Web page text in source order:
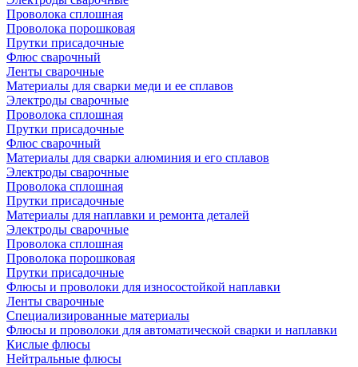
Проволока сплошная
Проволока порошковая
Прутки присадочные
Флюс сварочный
Ленты сварочные
Материалы для сварки меди и ее сплавов
Электроды сварочные
Проволока сплошная
Прутки присадочные
Флюс сварочный
Материалы для сварки алюминия и его сплавов
Электроды сварочные
Проволока сплошная
Прутки присадочные
Материалы для наплавки и ремонта деталей
Электроды сварочные
Проволока сплошная
Проволока порошковая
Прутки присадочные
Флюсы и проволоки для износостойкой наплавки
Ленты сварочные
Специализированные материалы
Флюсы и проволоки для автоматической сварки и наплавки
Кислые флюсы
Нейтральные флюсы